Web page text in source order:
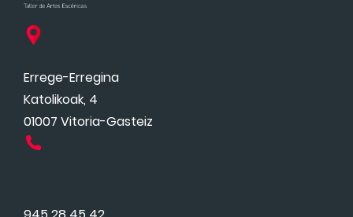
Errege-Erregina
Katolikoak, 4
01007 Vitoria-Gasteiz